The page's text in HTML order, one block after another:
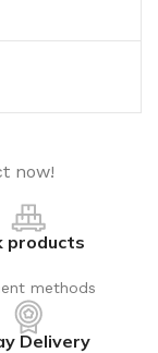
now!
products
methods
Delivery